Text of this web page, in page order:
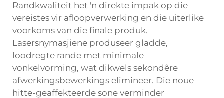
Randkwaliteit het 'n direkte impak op die
vereistes vir afloopverwerking en die uiterlike
voorkoms van die finale produk.
Lasersnymasjiene produseer gladde,
loodregte rande met minimale
vonkelvorming, wat dikwels sekondêre
afwerkingsbewerkings elimineer. Die noue
hitte-geaffekteerde sone verminder